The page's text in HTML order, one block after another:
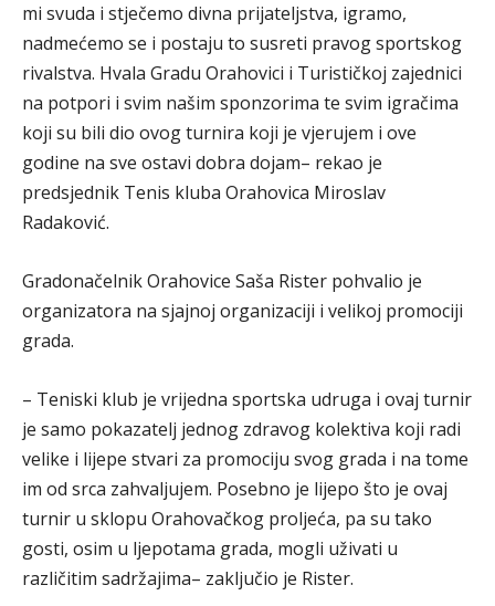
mi svuda i stječemo divna prijateljstva, igramo,
nadmećemo se i postaju to susreti pravog sportskog
rivalstva. Hvala Gradu Orahovici i Turističkoj zajednici
na potpori i svim našim sponzorima te svim igračima
koji su bili dio ovog turnira koji je vjerujem i ove
godine na sve ostavi dobra dojam– rekao je
predsjednik Tenis kluba Orahovica Miroslav
Radaković.
Gradonačelnik Orahovice Saša Rister pohvalio je
organizatora na sjajnoj organizaciji i velikoj promociji
grada.
– Teniski klub je vrijedna sportska udruga i ovaj turnir
je samo pokazatelj jednog zdravog kolektiva koji radi
velike i lijepe stvari za promociju svog grada i na tome
im od srca zahvaljujem. Posebno je lijepo što je ovaj
turnir u sklopu Orahovačkog proljeća, pa su tako
gosti, osim u ljepotama grada, mogli uživati u
različitim sadržajima– zaključio je Rister.